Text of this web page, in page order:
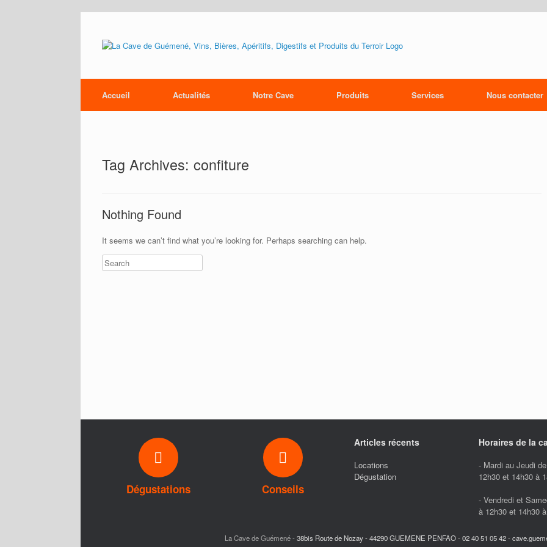
Accueil Actualités Notre Cave Produits Services Nous contacter
Tag Archives: confiture
Nothing Found
It seems we can’t find what you’re looking for. Perhaps searching can help.
Dégustations Conseils
Articles récents
Locations
Dégustation
Horaires de la
- Mardi au Jeudi
12h30 et 14h30 à
- Vendredi et
à 12h30 et 14h30
La Cave de Guémené -38bis Route de Nozay - 44290 GUEMENE PENFAO-02 40 51 05 42-